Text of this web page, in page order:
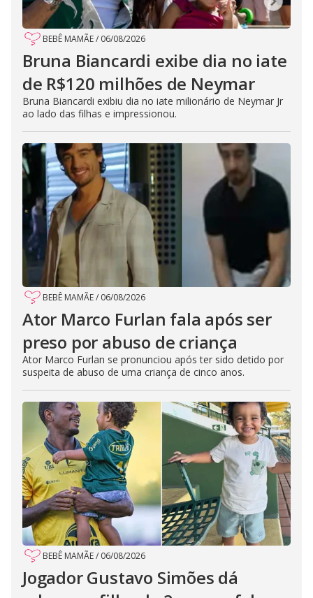
BEBÊ MAMÃE/ 06/08/2026
Bruna Biancardi exibe dia no iate
de R$120 milhões de Neymar
Bruna Biancardi exibiu dia no iate milionário de Neymar Jr
ao lado das filhas e impressionou.
BEBÊ MAMÃE/ 06/08/2026
Ator Marco Furlan fala após ser
preso por abuso de criança
Ator Marco Furlan se pronunciou após ter sido detido por
suspeita de abuso de uma criança de cinco anos.
BEBÊ MAMÃE/ 06/08/2026
Jogador Gustavo Simões dá